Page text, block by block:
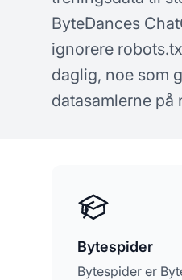
ByteDances
ignorere
daglig, noe som
datasamlerne på
Bytespider
Bytespider er